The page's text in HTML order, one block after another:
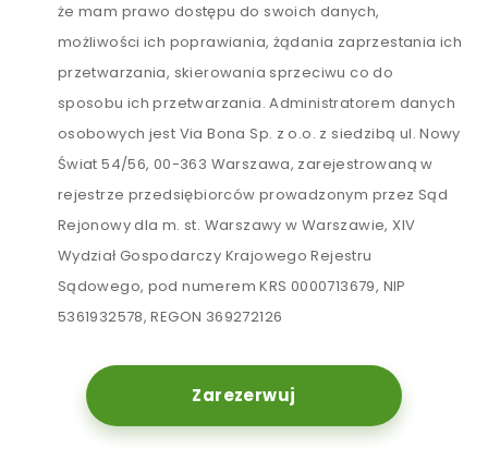
że mam prawo dostępu do swoich danych,
możliwości ich poprawiania, żądania zaprzestania ich
przetwarzania, skierowania sprzeciwu co do
sposobu ich przetwarzania. Administratorem danych
osobowych jest Via Bona Sp. z o.o. z siedzibą ul. Nowy
Świat 54/56, 00-363 Warszawa, zarejestrowaną w
rejestrze przedsiębiorców prowadzonym przez Sąd
Rejonowy dla m. st. Warszawy w Warszawie, XIV
Wydział Gospodarczy Krajowego Rejestru
Sądowego, pod numerem KRS 0000713679, NIP
5361932578, REGON 369272126
Zarezerwuj